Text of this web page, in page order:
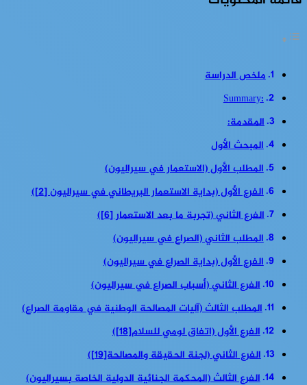
ملخص الدراسة
:Summary
المقدمة:
المبحث الأول
المطلب الأول (الاستعمار في سيراليون)
الفرع الأول (بداية الاستعمار البريطاني في سيراليون [2])
الفرع الثاني (تجربة ما بعد الاستعمار [6])
المطلب الثاني (الصراع في سيراليون)
الفرع الأول (بداية الصراع في سيراليون)
الفرع الثاني (أسباب الصراع في سيراليون)
المطلب الثالث (آليات المصالحة الوطنية في مقاومة الصراع)
الفرع الأول (اتفاق لومي للسلام[18])
الفرع الثاني (لجنة الحقيقة والمصالحة[19])
الفرع الثالث (المحكمة الجنائية الدولية الخاصة بسيراليون)